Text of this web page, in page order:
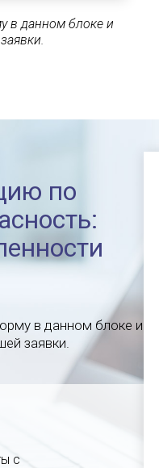
в данном блоке и
по
в данном блоке и
заявки.
с